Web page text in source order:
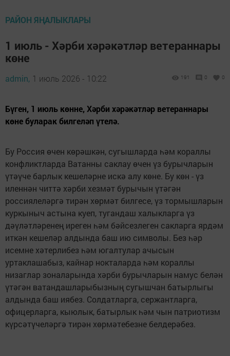
РАЙОН ЯҢАЛЫКЛАРЫ
1 июль - Хәрби хәрәкәтләр ветераннары
көне
admin, 1 июль 2026 - 10:22 191 0 0
Бүген, 1 июль көнне, Хәрби хәрәкәтләр ветераннары
көне буларак билгеләп үтелә.
Бу Россия өчен көрәшкән, сугышларда һәм кораллы
конфликтларда Ватанны саклау өчен үз бурычларын
үтәүче барлык кешеләрне искә алу көне. Бу көн - үз
иленнән читтә хәрби хезмәт бурычын үтәгән
россиялеләргә тирән хөрмәт билгесе, үз тормышларын
куркыныч астына куеп, тугандаш халыкларга үз
дәүләтләренең иреген һәм бәйсезлеген сакларга ярдәм
иткән кешеләр алдында баш ию символы. Без һәр
исемне хәтерлибез һәм югалтулар ачысын
уртаклашабыз, кайнар нокталарда һәм кораллы
низаглар зоналарында хәрби бурычларын намус белән
үтәгән ватандашларыбызның сугышчан батырлыгы
алдында баш иябез. Солдатларга, сержантларга,
офицерларга, кыюлык, батырлык һәм чын патриотизм
күрсәтүчеләргә тирән хөрмәтебезне белдерәбез.